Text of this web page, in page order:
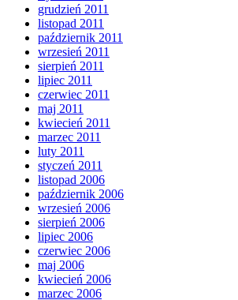
grudzień 2011
listopad 2011
październik 2011
wrzesień 2011
sierpień 2011
lipiec 2011
czerwiec 2011
maj 2011
kwiecień 2011
marzec 2011
luty 2011
styczeń 2011
listopad 2006
październik 2006
wrzesień 2006
sierpień 2006
lipiec 2006
czerwiec 2006
maj 2006
kwiecień 2006
marzec 2006